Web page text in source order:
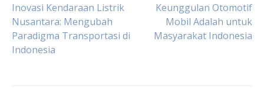
Post
navigation
Inovasi Kendaraan Listrik
Nusantara: Mengubah
Paradigma Transportasi di
Indonesia
Keunggulan Otomotif
Mobil Adalah untuk
Masyarakat Indonesia